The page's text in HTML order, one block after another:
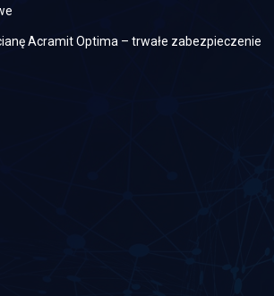
Acramit Optima – trwałe zabezpieczenie